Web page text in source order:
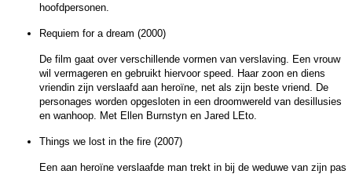
hoofdpersonen.
Requiem for a dream (2000)
De film gaat over verschillende vormen van verslaving. Een vrouw
wil vermageren en gebruikt hiervoor speed. Haar zoon en diens
vriendin zijn verslaafd aan heroïne, net als zijn beste vriend. De
personages worden opgesloten in een droomwereld van desillusies
en wanhoop. Met Ellen Burnstyn en Jared LEto.
Things we lost in the fire (2007)
Een aan heroïne verslaafde man trekt in bij de weduwe van zijn pas